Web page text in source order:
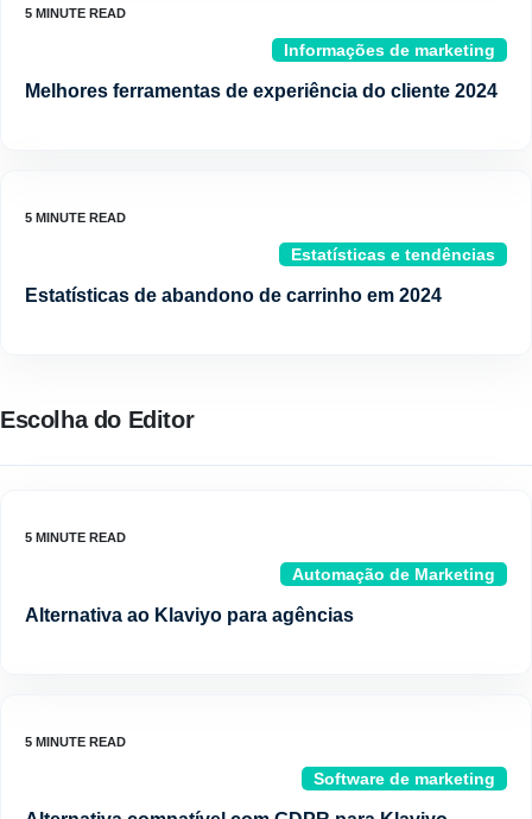
Informações de marketing
Melhores ferramentas de experiência do cliente 2024
Estatísticas e tendências
Estatísticas de abandono de carrinho em 2024
Escolha do Editor
Automação de Marketing
Alternativa ao Klaviyo para agências
Software de marketing